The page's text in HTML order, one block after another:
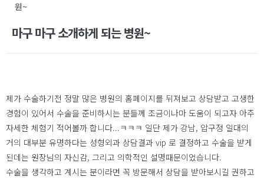
원~
마구 마구 소개하게 되는 병원~
제가 수술하기전 정말 많은 병원의 홈페이지를 뒤져보고 상담받고 고생한
경험이 있어서 수술을 준비하시는 분들께 조금이나마 도움이 되고자 아주
자세한 체험기 적어볼까 합니다...ㅋㅋㅋ 일단 제가 강남, 압구정 일대의
거의 대부분 유명하다는 성형외과 상담결과 vip 로 결정하고 수술을 받게
된데는 원장님의 자신감, 그리고 의학적인 설명때문이었습니다.
수술을 생각하고 계시는 분이라면 꼭 방문해서 상담을 받아보시길 권하고